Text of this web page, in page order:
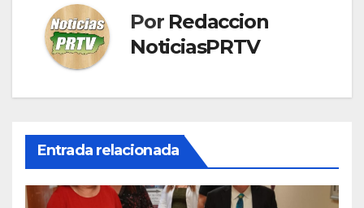
Por Redaccion
NoticiasPRTV
Entrada relacionada